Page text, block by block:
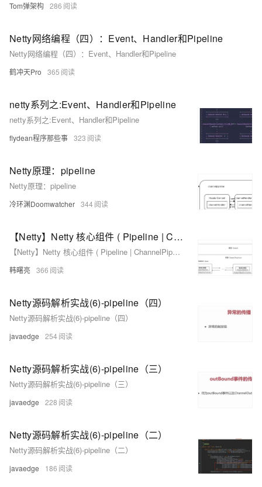
Tom弹架构 286
Netty网络编程（四）：Event、Handler和Pipeline
Netty网络编程（四）：Event、Handler和Pipeline
鹤冲天Pro 365
netty系列之:Event、Handler和Pipeline
netty系列之:Event、Handler和Pipeline
flydean程序那些事 323
Netty原理：pipeline
Netty原理：pipeline
冷环渊Doomwatcher 344
【Netty】Netty 核心组件 ( Pipeline | ChannelPipeline )
【Netty】Netty 核心组件 ( Pipeline | ChannelPipeline )
韩曙亮 366
Netty源码解析实战(6)-pipeline（四）
Netty源码解析实战(6)-pipeline（四）
javaedge 254
Netty源码解析实战(6)-pipeline（三）
Netty源码解析实战(6)-pipeline（三）
javaedge 228
Netty源码解析实战(6)-pipeline（二）
Netty源码解析实战(6)-pipeline（二）
javaedge 186